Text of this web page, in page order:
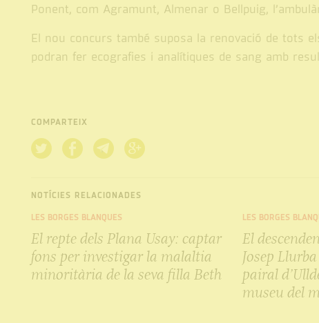
Ponent, com Agramunt, Almenar o Bellpuig,
El nou concurs també suposa la renovació de tots
podran fer ecografies i analítiques de sang amb
COMPARTEIX
NOTÍCIES RELACIONADES
LES BORGES BLANQUES
El repte dels Plana Usay: captar
fons per investigar la malaltia
minoritària de la seva filla Beth
LES BORGES
El
Josep
pairal
museu del